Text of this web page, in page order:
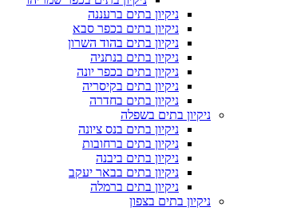
ניקיון בתים ברעננה
ניקיון בתים בכפר סבא
ניקיון בתים בהוד השרון
ניקיון בתים בנתניה
ניקיון בתים בכפר יונה
ניקיון בתים בקיסריה
ניקיון בתים בחדרה
ניקיון בתים בשפלה
ניקיון בתים בנס ציונה
ניקיון בתים ברחובות
ניקיון בתים ביבנה
ניקיון בתים בבאר יעקב
ניקיון בתים ברמלה
ניקיון בתים בצפון